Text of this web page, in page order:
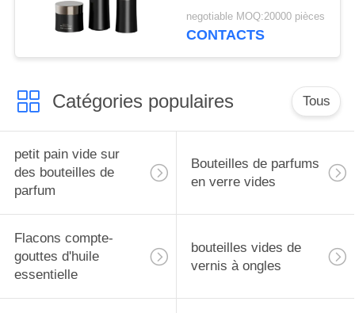
de crème
negotiable MOQ:20000 pièces
CONTACTS
Catégories populaires Tous
petit pain vide sur
des bouteilles de
parfum
Bouteilles de parfums
en verre vides
Flacons compte-
gouttes d'huile
essentielle
bouteilles vides de
vernis à ongles